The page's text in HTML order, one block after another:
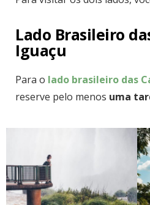
Lado Brasileiro
Iguaçu
Para o lado brasileiro das
reserve pelo menos uma